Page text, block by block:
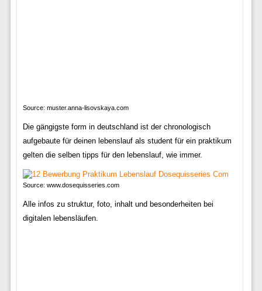
Source: muster.anna-lisovskaya.com
Die gängigste form in deutschland ist der chronologisch
aufgebaute für deinen lebenslauf als student für ein praktikum
gelten die selben tipps für den lebenslauf, wie immer.
Source: www.dosequisseries.com
Alle infos zu struktur, foto, inhalt und besonderheiten bei
digitalen lebensläufen.